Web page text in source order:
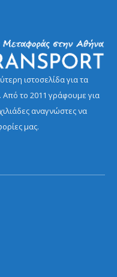
ιστοσελίδα για τα
το 2011 γράφουμε για
αναγνώστες να
μας.